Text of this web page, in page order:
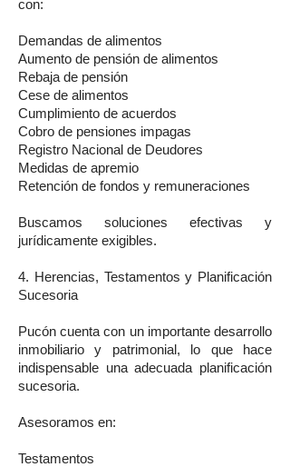
con:
Demandas de alimentos
Aumento de pensión de alimentos
Rebaja de pensión
Cese de alimentos
Cumplimiento de acuerdos
Cobro de pensiones impagas
Registro Nacional de Deudores
Medidas de apremio
Retención de fondos y remuneraciones
Buscamos soluciones efectivas y
jurídicamente exigibles.
4. Herencias, Testamentos y Planificación
Sucesoria
Pucón cuenta con un importante desarrollo
inmobiliario y patrimonial, lo que hace
indispensable una adecuada planificación
sucesoria.
Asesoramos en:
Testamentos